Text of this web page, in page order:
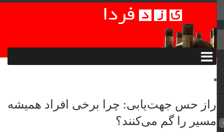
راز حس جهت‌یابی: چرا برخی افراد همیشه
مسیر را گم می‌کنند؟